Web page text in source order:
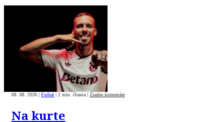
08. 08. 2026 | Futbal | 2 min. čítania| Žiadne komentáre
Na kurte